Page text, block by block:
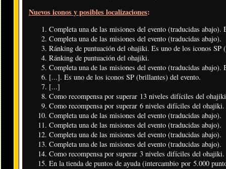
Nuevos iconos y posibles localizaciones:
Completa una de las misiones del evento (traducidas
Completa una de las misiones del evento (traducidas abajo).
Ránking de puntuación del ohajiki. Es uno de los iconos SP
Ránking de puntuación del ohajiki.
Completa una de las misiones del evento (traducidas
[...]. Es uno de los iconos SP (brillantes) del evento.
[...]
Como recompensa por superar 13 niveles difíciles del
Como recompensa por superar 6 niveles difíciles del ohajiki.
Completa una de las misiones del evento (traducidas abajo).
Completa una de las misiones del evento (traducidas abajo).
Completa una de las misiones del evento (traducidas abajo).
Completa una de las misiones del evento (traducidas abajo).
Como recompensa por superar 3 niveles difíciles del ohajiki.
En la tienda de puntos de ayuda (intercambio por 5.000